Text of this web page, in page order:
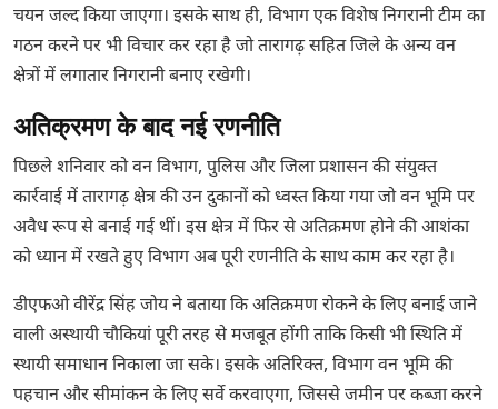
चयन जल्द किया जाएगा। इसके साथ ही, विभाग एक विशेष निगरानी टीम का
गठन करने पर भी विचार कर रहा है जो तारागढ़ सहित जिले के अन्य वन
क्षेत्रों में लगातार निगरानी बनाए रखेगी।
अतिक्रमण के बाद नई रणनीति
पिछले शनिवार को वन विभाग, पुलिस और जिला प्रशासन की संयुक्त
कार्रवाई में तारागढ़ क्षेत्र की उन दुकानों को ध्वस्त किया गया जो वन भूमि पर
अवैध रूप से बनाई गई थीं। इस क्षेत्र में फिर से अतिक्रमण होने की आशंका
को ध्यान में रखते हुए विभाग अब पूरी रणनीति के साथ काम कर रहा है।
डीएफओ वीरेंद्र सिंह जोय ने बताया कि अतिक्रमण रोकने के लिए बनाई जाने
वाली अस्थायी चौकियां पूरी तरह से मजबूत होंगी ताकि किसी भी स्थिति में
स्थायी समाधान निकाला जा सके। इसके अतिरिक्त, विभाग वन भूमि की
पहचान और सीमांकन के लिए सर्वे करवाएगा, जिससे जमीन पर कब्जा करने